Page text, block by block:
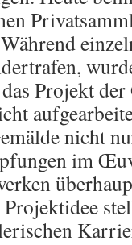
Projekt
nicht
im